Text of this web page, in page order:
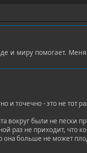
и миру помогает.
и точечно - это не тот
вокруг были не пески
раз не приходит, что
больше не может